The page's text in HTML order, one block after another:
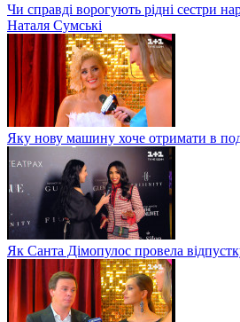
Чи справді ворогують рідні сестри
Наталя Сумські
Яку нову машину хоче отримати в
Як Санта Дімопулос провела